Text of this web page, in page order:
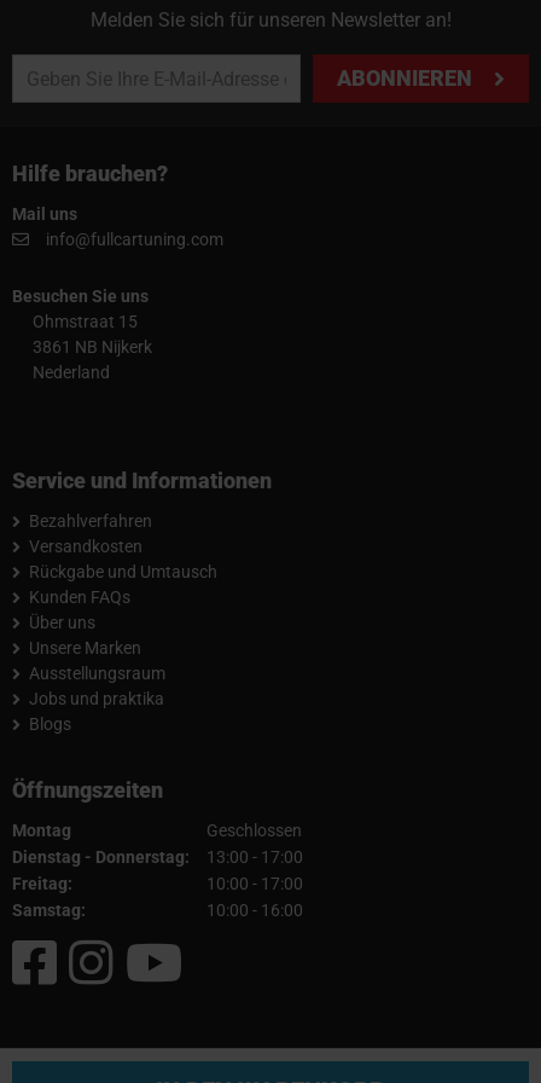
Melden Sie sich für unseren Newsletter an!
ABONNIEREN
Hilfe brauchen?
Mail uns
info@fullcartuning.com
Besuchen Sie uns
Ohmstraat 15
3861 NB Nijkerk
Nederland
Service und Informationen
Bezahlverfahren
Versandkosten
Rückgabe und Umtausch
Kunden FAQs
Über uns
Unsere Marken
Ausstellungsraum
Jobs und praktika
Blogs
Öffnungszeiten
Montag
Geschlossen
Dienstag - Donnerstag:
13:00 - 17:00
Freitag:
10:00 - 17:00
Samstag:
10:00 - 16:00